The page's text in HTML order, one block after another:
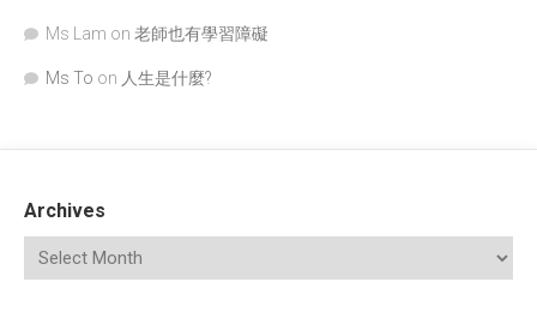
Ms Lam on 老師也有學習障礙
Ms To on 人生是什麼?
Archives